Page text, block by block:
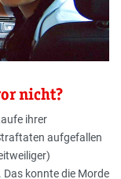
nicht?
ihrer
aufgefallen
konnte die Morde